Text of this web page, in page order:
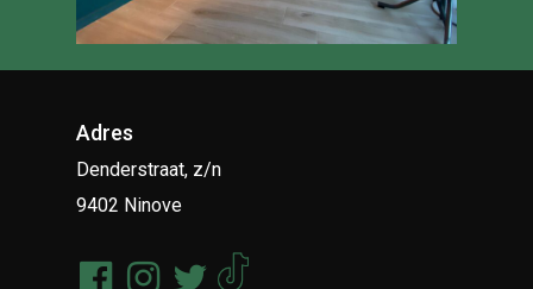
Adres
Denderstraat, z/n
9402 Ninove